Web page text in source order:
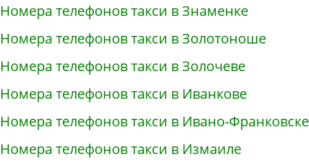
Номера телефонов такси в Знаменке
Номера телефонов такси в Золотоноше
Номера телефонов такси в Золочеве
Номера телефонов такси в Иванкове
Номера телефонов такси в Ивано-Франковске
Номера телефонов такси в Измаиле